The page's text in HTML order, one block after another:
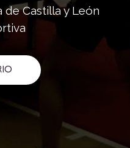
de Castilla y León